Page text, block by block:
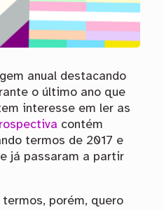
anual destacando
o último ano que
interesse em ler as
contém
termos de 2017 e
já passaram a partir
porém, quero